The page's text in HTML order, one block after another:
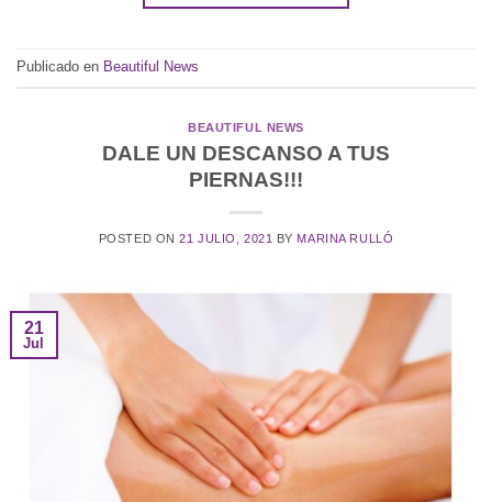
Publicado en Beautiful News
BEAUTIFUL NEWS
DALE UN DESCANSO A TUS
PIERNAS!!!
POSTED ON21 JULIO, 2021 BY MARINA RULLÓ
21
Jul